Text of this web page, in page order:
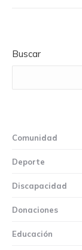
Buscar
Comunidad
Deporte
Discapacidad
Donaciones
Educación